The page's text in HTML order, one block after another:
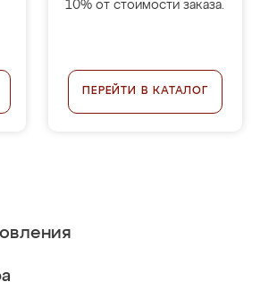
10% от стоимости заказа.
ПЕРЕЙТИ В КАТАЛОГ